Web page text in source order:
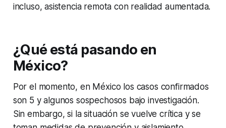
incluso, asistencia remota con realidad aumentada.
¿Qué está pasando en
México?
Por el momento, en México los casos confirmados
son 5 y algunos sospechosos bajo investigación.
Sin embargo, si la situación se vuelve crítica y se